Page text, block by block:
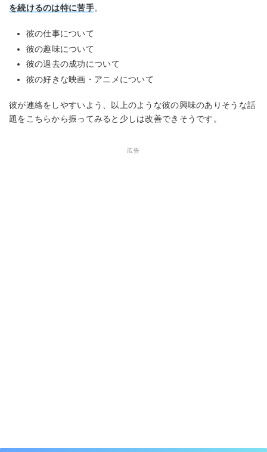
を続けるのは特に苦手。
彼の仕事について
彼の趣味について
彼の過去の成功について
彼の好きな映画・アニメについて
彼が連絡をしやすいよう、以上のような彼の興味のありそうな話
題をこちらから振ってみると少しは改善できそうです。
広告